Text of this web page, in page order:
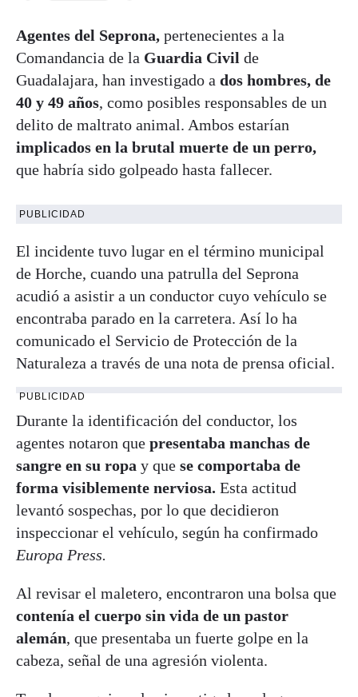
Agentes del Seprona, pertenecientes a la
Comandancia de la Guardia Civil de
Guadalajara, han investigado a dos hombres, de
40 y 49 años, como posibles responsables de un
delito de maltrato animal. Ambos estarían
implicados en la brutal muerte de un perro,
que habría sido golpeado hasta fallecer.
PUBLICIDAD
El incidente tuvo lugar en el término municipal
de Horche, cuando una patrulla del Seprona
acudió a asistir a un conductor cuyo vehículo se
encontraba parado en la carretera. Así lo ha
comunicado el Servicio de Protección de la
Naturaleza a través de una nota de prensa oficial.
PUBLICIDAD
Durante la identificación del conductor, los
agentes notaron que presentaba manchas de
sangre en su ropa y que se comportaba de
forma visiblemente nerviosa. Esta actitud
levantó sospechas, por lo que decidieron
inspeccionar el vehículo, según ha confirmado
Europa Press.
Al revisar el maletero, encontraron una bolsa que
contenía el cuerpo sin vida de un pastor
alemán, que presentaba un fuerte golpe en la
cabeza, señal de una agresión violenta.